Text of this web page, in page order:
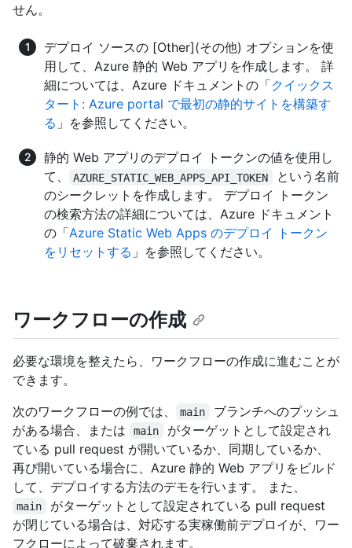
せん。
デプロイ ソースの [Other](その他) オプションを使
用して、Azure 静的 Web アプリを作成します。 詳
細については、Azure ドキュメントの「クイックス
タート: Azure portal で最初の静的サイトを構築す
る 」を参照してください。
静的 Web アプリのデプロイ トークンの値を使用し
て、
AZURE_STATIC_WEB_APPS_API_TOKEN
という名前
のシークレットを作成します。 デプロイ トークン
の検索方法の詳細については、Azure ドキュメント
の「Azure Static Web Apps のデプロイ トークン
をリセットする 」を参照してください。
ワークフローの作成
必要な環境を整えたら、ワークフローの作成に進むことが
できます。
次のワークフローの例では、
main
ブランチへのプッシュ
がある場合、または
main
がターゲットとして設定され
ている pull request が開いているか、同期しているか、
再び開いている場合に、Azure 静的 Web アプリをビルド
して、デプロイする方法のデモを行います。 また、
main
がターゲットとして設定されている pull request
が閉じている場合は、対応する実稼働前デプロイが、ワー
フクローによって破棄されます。